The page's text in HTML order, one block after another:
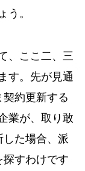
。
、ここ二、三
す。先が見通
約更新する
業が、取り敢
た場合、派
すわけです